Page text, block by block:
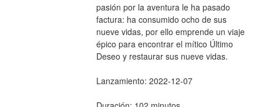
pasión por la aventura le ha pasado
factura: ha consumido ocho de sus
nueve vidas, por ello emprende un viaje
épico para encontrar el mítico Último
Deseo y restaurar sus nueve vidas.
Lanzamiento: 2022-12-07